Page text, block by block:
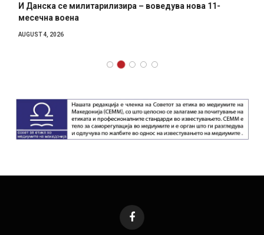
И Данска се милитарилизира – воведува нова 11-
месечна воена
AUGUST 4, 2026
Facebook